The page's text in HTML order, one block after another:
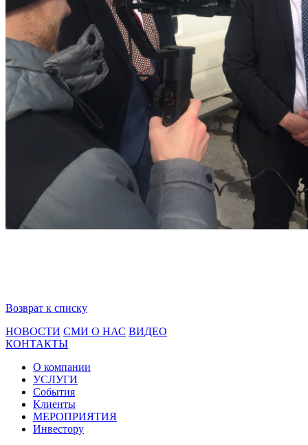
Возврат к списку
НОВОСТИ СМИ О НАС ВИДЕО
КОНТАКТЫ
О компании
УСЛУГИ
События
Клиенты
МЕРОПРИЯТИЯ
Инвестору